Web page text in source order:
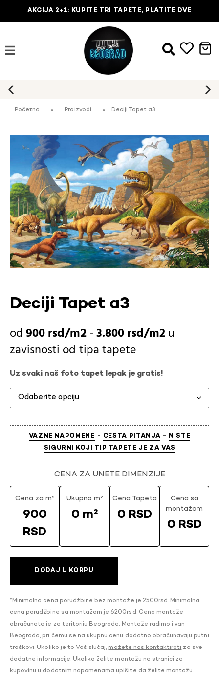
AKCIJA 2+1: KUPITE TRI TAPETE, PLATITE DVE
Početna » Proizvodi » Deciji Tapet a3
Deciji Tapet a3
900rsd -3.800rsd
u
zavisnosti od tipa tapete
Uz svaki naš foto tapet lepak je gratis!
VAŽNE NAPOMENE - ČESTA PITANJA -
NISTE
SIGURNI KOJI TIP TAPETE JE ZA VAS
CENA ZA UNETE DIMENZIJE
Cena za m²
900
RSD
Ukupno m²
0 m²
Cena Tapeta
0 RSD
Cena sa
montažom
0 RSD
DODAJ U KORPU
*Minimalna cena porudžbine bez montaže je 2500rsd. Minimalna
cena porudžbine sa montažom je 6200rsd. Cena montaže
obračunata je za teritoriju Beograda. Montaže radimo i van
Beograda, pri čemu se na ukupnu cenu dodatno obračunavaju putni
troškovi. Ukoliko je to Vaš slučaj, možete nas kontaktirati za sve
dodatne informacije. Ukoliko želite montažu na stranici za
kupovinu u dodatnim napomenama upišite da želite montažu.